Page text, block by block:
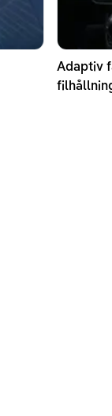
Adaptiv